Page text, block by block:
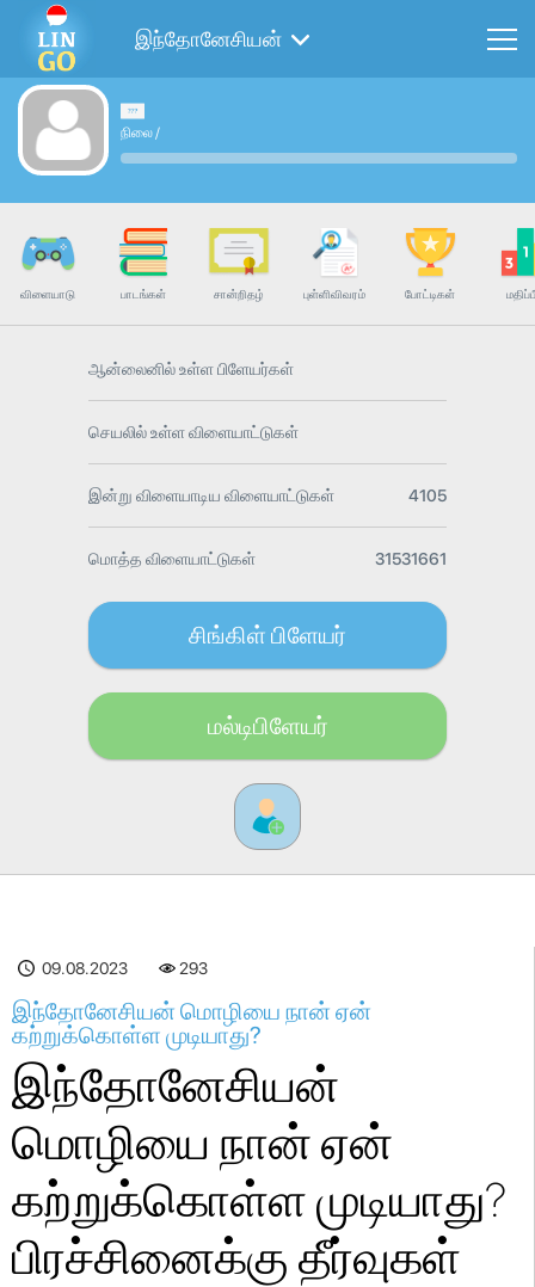
இந்தோனேசியன்
நிலை/
விளையாடு பாடங்கள் சான்றிதழ் புள்ளிவிவரம் போட்டிகள்
ஆன்லைனில் உள்ள பிளேயர்கள்
செயலில் உள்ள விளையாட்டுகள்
இன்று விளையாடிய விளையாட்டுகள் 4105
மொத்த விளையாட்டுகள் 31531661
சிங்கிள் பிளேயர்
மல்டிபிளேயர்
09.08.2023 293
இந்தோனேசியன் மொழியை நான் ஏன்
கற்றுக்கொள்ள முடியாது?
இந்தோனேசியன்
மொழியை நான் ஏன்
கற்றுக்கொள்ள முடியாது?
பிரச்சினைக்கு தீர்வுகள்